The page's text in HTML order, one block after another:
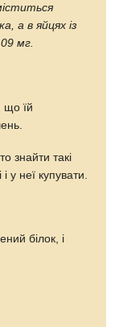
а в яйцях із
мг.
що їй
знайти такі
у неї купувати.
білок, і